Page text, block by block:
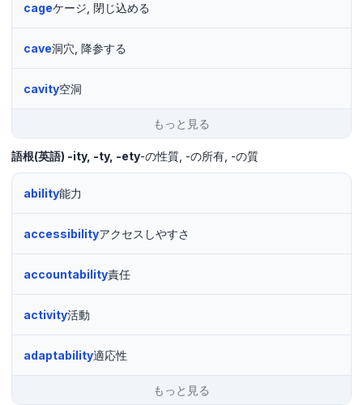
cageケージ, 閉じ込める
cave洞穴, 降参する
cavity空洞
もっと見る
語根(英語) -ity, -ty, -ety-の性質 -の所有 -の質
ability能力
accessibilityアクセスしやすさ
accountability責任
activity活動
adaptability適応性
もっと見る